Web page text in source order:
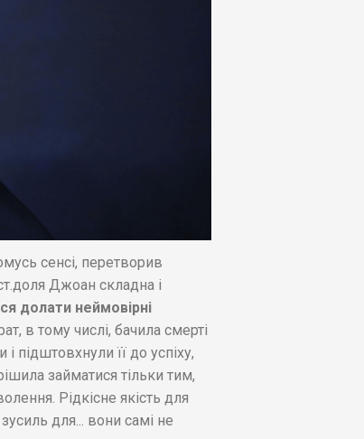
сенсі, перетворив
Джоан складна і
долати неймовірні
в тому числі, бачила смерті
підштовхнули її до успіху,
займатися тільки тим,
Рідкісне якість для
для... вони самі не